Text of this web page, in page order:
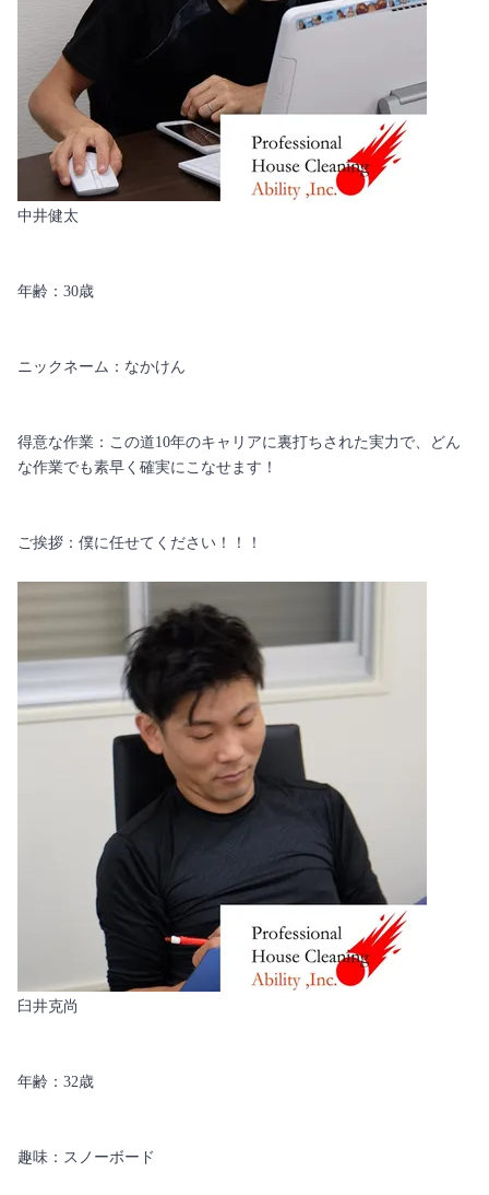
中井健太
年齢：30歳
ニックネーム：なかけん
得意な作業：この道10年のキャリアに裏打ちされた実力で、どん
な作業でも素早く確実にこなせます！
ご挨拶：僕に任せてください！！！
臼井克尚
年齢：32歳
趣味：スノーボード